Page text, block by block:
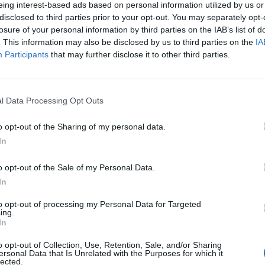
interest-based ads based on personal information utilized by us
to third parties prior to your opt-out. You may separately
of your personal information by third parties on the IAB’s list of
This information may also be disclosed by us to third parties on the
Participants that may further disclose it to other third parties.
Data Processing Opt Outs
opt-out of the Sharing of my personal data.
opt-out of the Sale of my Personal Data.
opt-out of processing my Personal Data for Targeted
opt-out of Collection, Use, Retention, Sale, and/or Sharing
Data that Is Unrelated with the Purposes for which it
felfelé az amerikai piacok, a hét a pozitív
kedvező negyedéves gyorsjelentésének. A
500 pedig 0.7%-kal erősödött.
a távközlési gyengült, a legnagyobb növekedést pedig a
Dow komponensek közül a legjobban a Honeywell
életében fordulat következett be. 1%-kal erősödtek a Wal...
portfolio.hu hírarchívumához tartozik, melynek olvasása
tartalmazza:
elmúlt 2 év napon belüli